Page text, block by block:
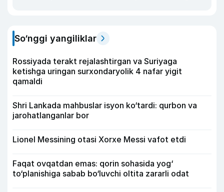
So‘nggi yangiliklar
Rossiyada terakt rejalashtirgan va Suriyaga
ketishga uringan surxondaryolik 4 nafar yigit
qamaldi
Shri Lankada mahbuslar isyon ko‘tardi: qurbon va
jarohatlanganlar bor
Lionel Messining otasi Xorxe Messi vafot etdi
Faqat ovqatdan emas: qorin sohasida yog‘
to‘planishiga sabab bo‘luvchi oltita zararli odat